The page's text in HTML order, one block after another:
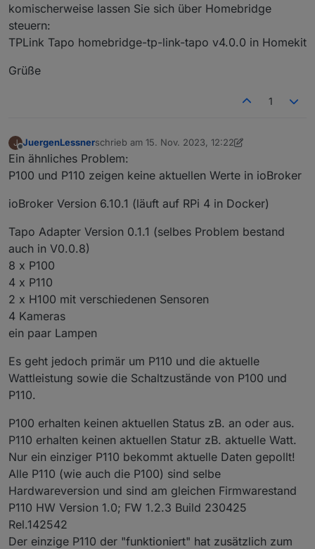
komischerweise lassen Sie sich über Homebridge
steuern:
TPLink Tapo homebridge-tp-link-tapo v4.0.0 in Homekit
Grüße
1
J
Offline
JuergenLessnerschrieb am 15. Nov. 2023, 12:22
zuletzt editiert von JuergenLessner
Ein ähnliches Problem:
P100 und P110 zeigen keine aktuellen Werte in ioBroker
ioBroker Version 6.10.1 (läuft auf RPi 4 in Docker)
Tapo Adapter Version 0.1.1 (selbes Problem bestand
auch in V0.0.8)
8 x P100
4 x P110
2 x H100 mit verschiedenen Sensoren
4 Kameras
ein paar Lampen
Es geht jedoch primär um P110 und die aktuelle
Wattleistung sowie die Schaltzustände von P100 und
P110.
P100 erhalten keinen aktuellen Status zB. an oder aus.
P110 erhalten keinen aktuellen Statur zB. aktuelle Watt.
Nur ein einziger P110 bekommt aktuelle Daten gepollt!
Alle P110 (wie auch die P100) sind selbe
Hardwareversion und sind am gleichen Firmwarestand
P110 HW Version 1.0; FW 1.2.3 Build 230425
Rel.142542
Der einzige P110 der "funktioniert" hat zusätzlich zum